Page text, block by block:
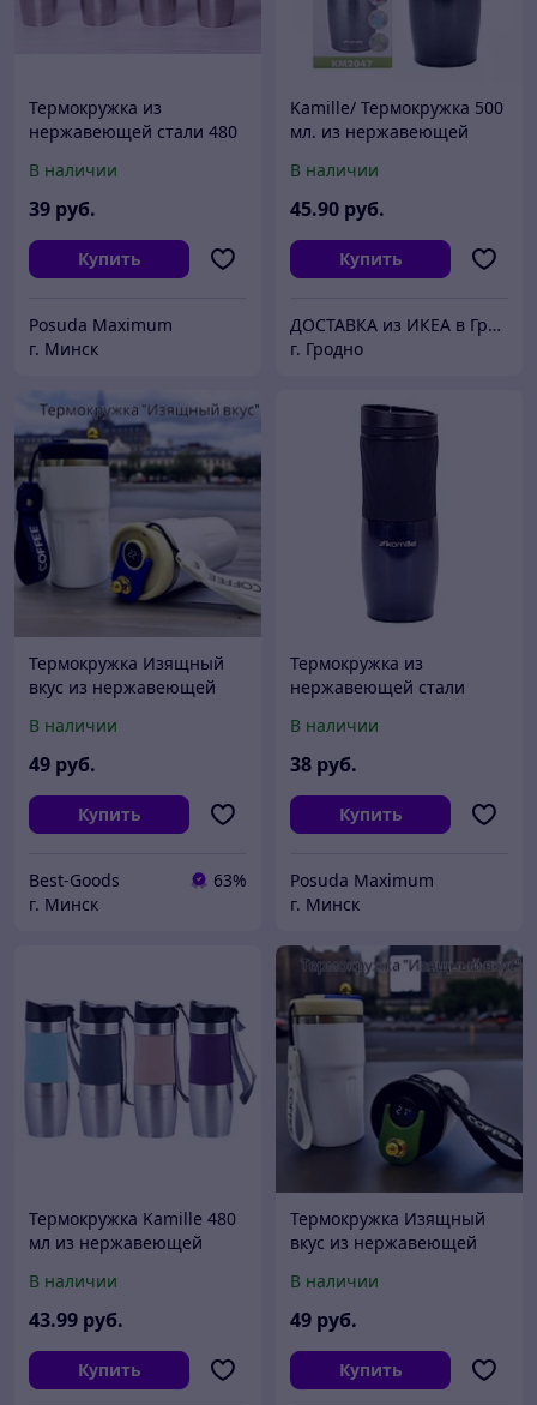
Термокружка из
нержавеющей стали 480
В наличии
39 руб.
Купить
Posuda Maximum
г. Минск
Kamille/ Термокружка 500
мл. из нержавеющей
(синий, серый)
В наличии
45.90 руб.
Купить
ДОСТАВКА из ИКЕА в Гродно
г. Гродно
Термокружка Изящный
вкус из нержавеющей
температуры и
ремешком, 500 ml (LED-
дисплей,
В наличии
49 руб.
Купить
Best-Goods
63%
г. Минск
Термокружка из
нержавеющей стали
В наличии
38 руб.
Купить
Posuda Maximum
г. Минск
Термокружка Kamille 480
мл из нержавеющей
В наличии
43.99 руб.
Купить
Термокружка Изящный
вкус из нержавеющей
температуры и
ремешком, 500 ml (LED-
дисплей,
В наличии
49 руб.
Купить